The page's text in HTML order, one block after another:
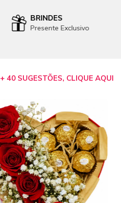
Oferta Relâmpago
aproveite nossas ofertas
+ 40 SUGESTÕES, CLIQUE AQUI